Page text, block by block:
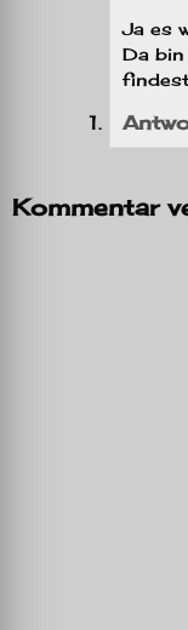
Ja es
Da bin
Kommentar